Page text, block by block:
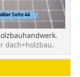
dach+holzbau.